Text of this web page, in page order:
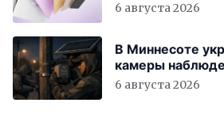
6 августа 2026
В Миннесоте
камеры
6 августа 2026